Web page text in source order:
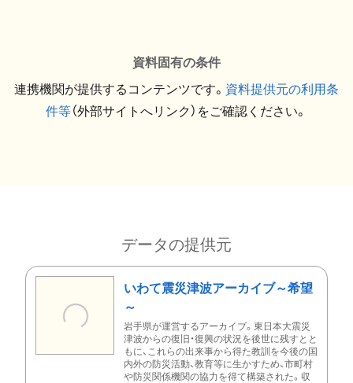
資料固有の条件
連携機関が提供するコンテンツです。 資料提供元の利用条
件等（外部サイトへリンク）をご確認ください。
データの提供元
いわて震災津波アーカイブ～希望
～
岩手県が運営するアーカイブ。東日本大震災
津波からの復旧・復興の状況を後世に残すとと
もに、これらの出来事から得た教訓を今後の国
内外の防災活動、教育等に生かすため、市町村
や防災関係機関の協力を得て構築された。収